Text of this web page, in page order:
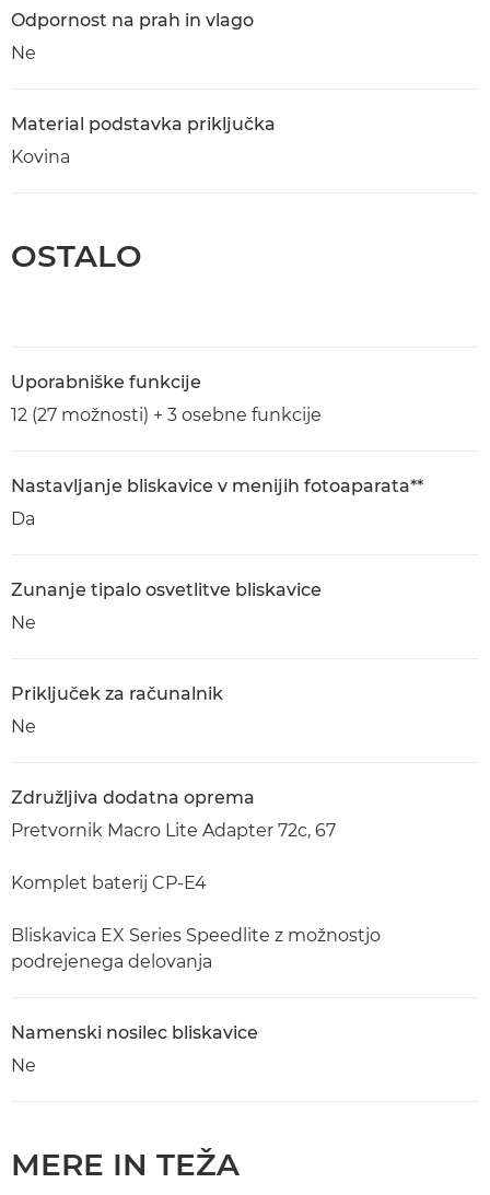
Odpornost na prah in vlago
Ne
Material podstavka priključka
Kovina
OSTALO
Uporabniške funkcije
12 (27 možnosti) + 3 osebne funkcije
Nastavljanje bliskavice v menijih fotoaparata**
Da
Zunanje tipalo osvetlitve bliskavice
Ne
Priključek za računalnik
Ne
Združljiva dodatna oprema
Pretvornik Macro Lite Adapter 72c, 67
Komplet baterij CP-E4
Bliskavica EX Series Speedlite z možnostjo
podrejenega delovanja
Namenski nosilec bliskavice
Ne
MERE IN TEŽA